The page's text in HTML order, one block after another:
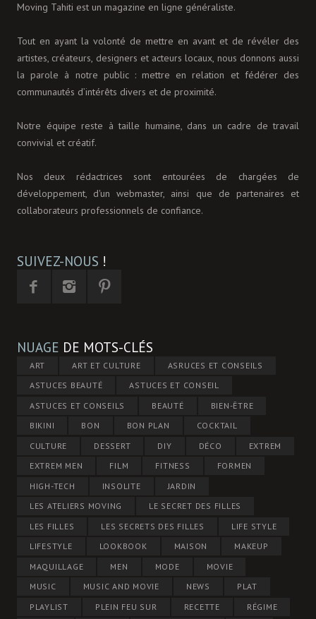
Moving Tahiti est un magazine en ligne généraliste.
Tout en ayant la volonté de mettre en avant et de révéler des
artistes, créateurs, designers et acteurs locaux, nous donnons aussi
la parole à notre public : mettre en relation et fédérer des
communautés d’intérêts divers et de proximité.
Notre équipe reste à taille humaine, dans un cadre de travail
convivial et créatif.
Nos deux rédactrices sont entourées de chargées de
développement, d'un webmaster, ainsi que de partenaires et
collaborateurs professionnels de confiance.
SUIVEZ-NOUS !
NUAGE DE MOTS-CLÉS
ART ART ET CULTURE
ASRUCES ET CONSEILS
ASTUCES BEAUTÉ
ASTUCES ET CONSEIL
ASTUCES ET CONSEILS
BEAUTÉ
BIEN-ÊTRE
BIKINI
BON BON PLAN
COCKTAIL
CULTURE
DESSERT DIY DÉCO
EXTREM
EXTREM MEN
FILM FITNESS
FORMEN
HIGH-TECH
INSOLITE
JARDIN
LES ATELIERS MOVING
LE SECRET DES FILLES
LES FILLES
LES SECRETS DES FILLES
LIFE STYLE
LIFESTYLE
LOOKBOOK MAISON
MAKEUP
MAQUILLAGE
MEN MODE
MOVIE
MUSIC
MUSIC AND MOVIE NEWS
PLAT
PLAYLIST
PLEIN FEU SUR RECETTE RÉGIME